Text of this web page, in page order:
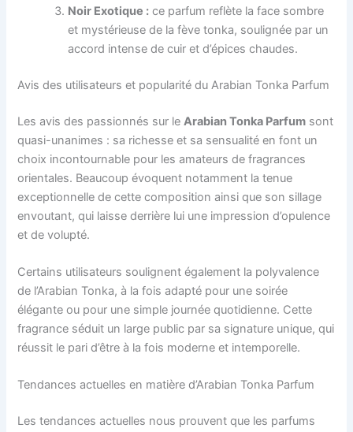
Noir Exotique : ce parfum reflète la face sombre
et mystérieuse de la fève tonka, soulignée par un
accord intense de cuir et d’épices chaudes.
Avis des utilisateurs et popularité du Arabian Tonka Parfum
Les avis des passionnés sur le Arabian Tonka Parfum sont
quasi-unanimes : sa richesse et sa sensualité en font un
choix incontournable pour les amateurs de fragrances
orientales. Beaucoup évoquent notamment la tenue
exceptionnelle de cette composition ainsi que son sillage
envoutant, qui laisse derrière lui une impression d’opulence
et de volupté.
Certains utilisateurs soulignent également la polyvalence
de l’Arabian Tonka, à la fois adapté pour une soirée
élégante ou pour une simple journée quotidienne. Cette
fragrance séduit un large public par sa signature unique, qui
réussit le pari d’être à la fois moderne et intemporelle.
Tendances actuelles en matière d’Arabian Tonka Parfum
Les tendances actuelles nous prouvent que les parfums